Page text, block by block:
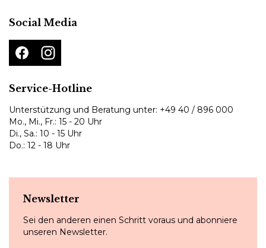
Social Media
Service-Hotline
Unterstützung und Beratung unter: +49 40 / 896 000
Mo., Mi., Fr.: 15 - 20 Uhr
Di., Sa.: 10 - 15 Uhr
Do.: 12 - 18 Uhr
Newsletter
Sei den anderen einen Schritt voraus und abonniere
unseren Newsletter.